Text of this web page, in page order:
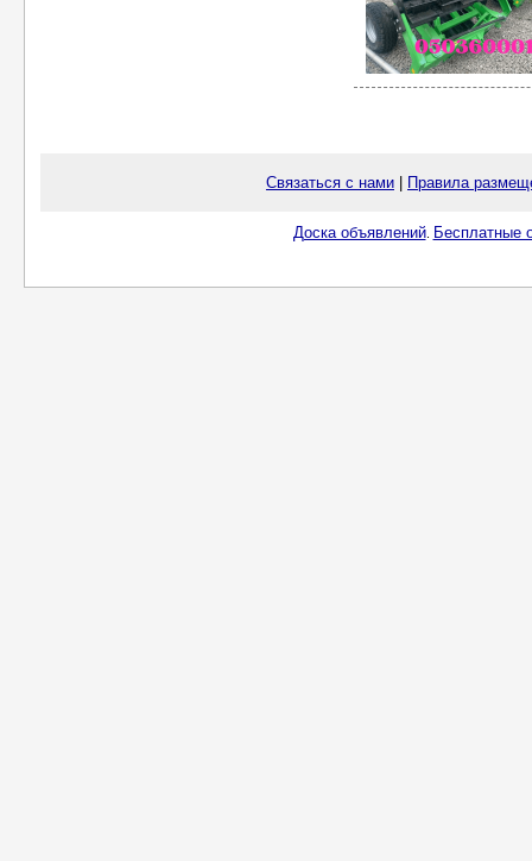
Связаться с нами Правила
Доска объявлений. Бесплатные